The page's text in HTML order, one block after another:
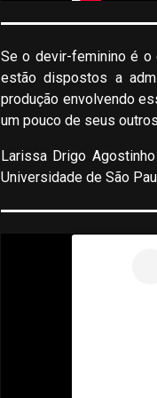
Se o devir-feminino é o
estão dispostos a
produção envolvendo
um pouco de seus
Larissa Drigo
Universidade de São